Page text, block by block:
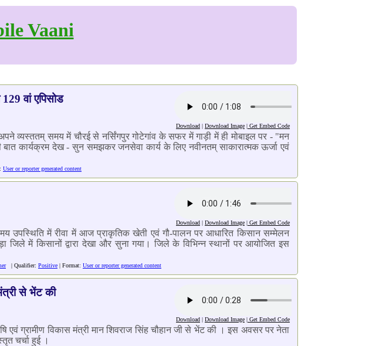
Vaani
वां एपिसोड
Download | Download Image | Get Embed Code
व्यस्ततम् समय में चौरई से नर्सिंगपुर गोटेगांव के सफर में गाड़ी में ही मोबाइल पर - "मन
बात कार्यक्रम देख - सुन समझकर जनसेवा कार्य के लिए नवीनतम् साकारात्मक ऊर्जा एवं
User or reporter generated content
Download | Download Image | Get Embed Code
उपस्थिति में रीवा में आज प्राकृतिक खेती एवं गौ-पालन पर आधारित किसान सम्मेलन
में किसानों द्वारा देखा और सुना गया। जिले के विभिन्न स्थानों पर आयोजित इस
| Qualifier: Positive | Format: User or reporter generated content
से भेंट की
Download | Download Image | Get Embed Code
एवं ग्रामीण विकास मंत्री मान शिवराज सिंह चौहान जी से भेंट की । इस अवसर पर नेता
चर्चा हुई ।